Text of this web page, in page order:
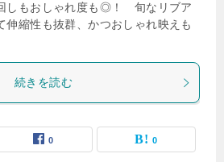
しもおしゃれ度も◎！ 旬なリブア
伸縮性も抜群、かつおしゃれ映えも
続きを読む
0 0